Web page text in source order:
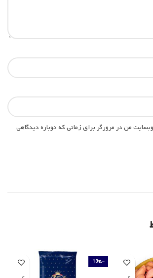
من در مرورگر برای زمانی که دوباره دیدگاهی
-13%